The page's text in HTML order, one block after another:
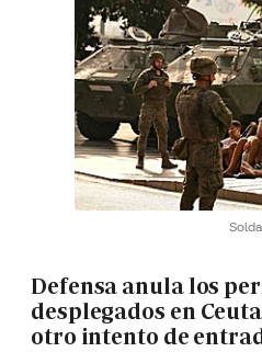
Defensa anula los
desplegados en
otro intento de